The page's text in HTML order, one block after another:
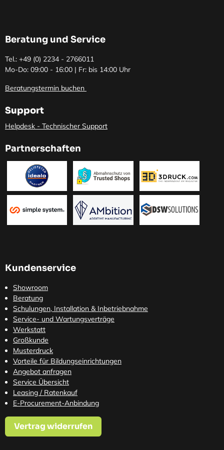
Beratung und Service
Tel.: +49 (0) 2234 - 2766011
Mo-Do: 09:00 - 16:00 | Fr: bis 14:00 Uhr
Beratungstermin buchen
Support
Helpdesk - Technischer Support
Partnerschaften
Kundenservice
Showroom
Beratung
Schulungen, Installation & Inbetriebnahme
Service- und Wartungsverträge
Werkstatt
Großkunde
Musterdruck
Vorteile für Bildungseinrichtungen
Angebot anfragen
Service Übersicht
Leasing / Ratenkauf
E-Procurement-Anbindung
Vertrag widerrufen